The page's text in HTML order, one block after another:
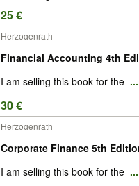
25 €
Herzogenrath
Financial Accounting 4th
I am selling this book for the ...
30 €
Herzogenrath
Corporate Finance 5th
I am selling this book for the ...